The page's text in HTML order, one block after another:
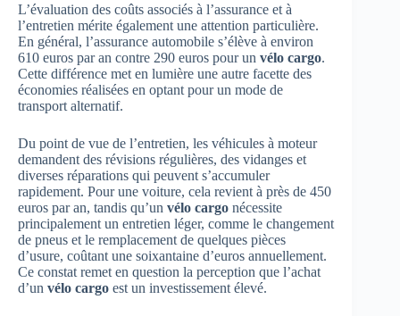
L’évaluation des coûts associés à l’assurance et à
l’entretien mérite également une attention particulière.
En général, l’assurance automobile s’élève à environ
610 euros par an contre 290 euros pour un vélo cargo.
Cette différence met en lumière une autre facette des
économies réalisées en optant pour un mode de
transport alternatif.
Du point de vue de l’entretien, les véhicules à moteur
demandent des révisions régulières, des vidanges et
diverses réparations qui peuvent s’accumuler
rapidement. Pour une voiture, cela revient à près de 450
euros par an, tandis qu’un vélo cargo nécessite
principalement un entretien léger, comme le changement
de pneus et le remplacement de quelques pièces
d’usure, coûtant une soixantaine d’euros annuellement.
Ce constat remet en question la perception que l’achat
d’un vélo cargo est un investissement élevé.